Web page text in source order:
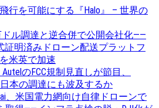
行を可能にする『Halo』 – 世界の
ドル調達と逆合併で公開会社化——
証明済みドローン配送プラットフ
米英で加速
のFCC規制見直しが節目、
本の調達にも波及するか
、米国電力網向け自律ドローンで